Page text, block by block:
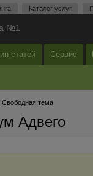
Каталог услуг
№1
статей Сервис
Свободная тема
Адвего